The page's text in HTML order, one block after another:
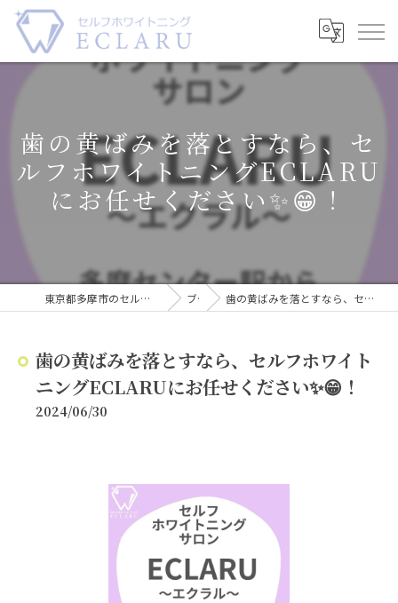
歯の黄ばみを落とすなら、セ
ルフホワイトニングECLARU
にお任せください✨😁！
東京都多摩市のセルフホワイトニングならECLARU-エクラル- ブログ 歯の黄ばみを落とすなら、セルフホワイトニングECLARUにお任せください✨😁！
歯の黄ばみを落とすなら、セルフホワイト
ニングECLARUにお任せください✨😁！
2024/06/30